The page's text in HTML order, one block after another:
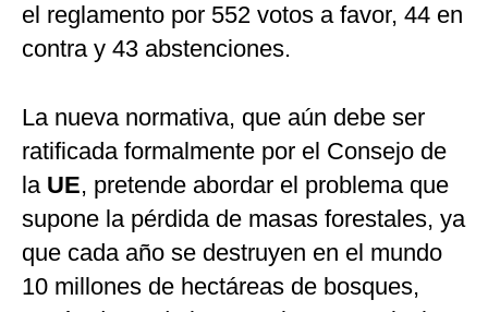
el reglamento por 552 votos a favor, 44 en
contra y 43 abstenciones.
La nueva normativa, que aún debe ser
ratificada formalmente por el Consejo de
la UE, pretende abordar el problema que
supone la pérdida de masas forestales, ya
que cada año se destruyen en el mundo
10 millones de hectáreas de bosques,